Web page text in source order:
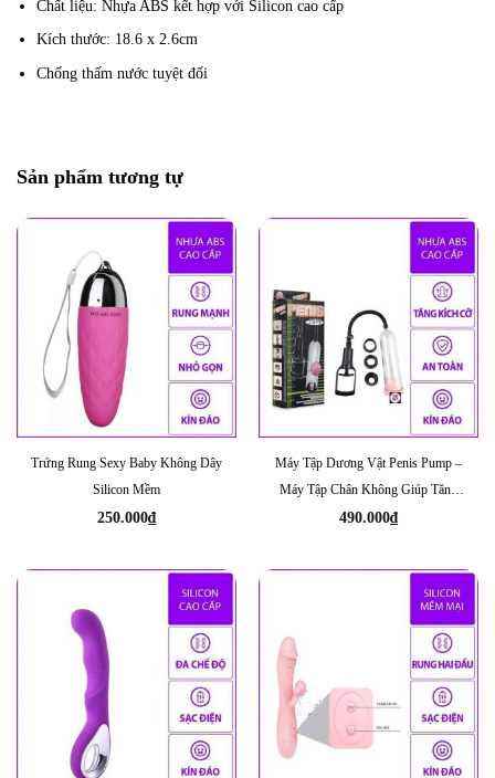
Chất liệu: Nhựa ABS kết hợp với Silicon cao cấp
Kích thước: 18.6 x 2.6cm
Chống thấm nước tuyệt đối
Sản phẩm tương tự
Trứng Rung Sexy Baby Không Dây
Silicon Mềm
250.000₫
Máy Tập Dương Vật Penis Pump –
Máy Tập Chân Không Giúp Tăng
Kích Thước
490.000₫